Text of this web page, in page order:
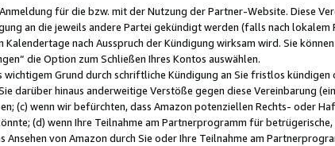
für die bzw. mit der Nutzung der Partner-Website. Diese
an die jeweils andere Partei gekündigt werden (falls nach lokalem
nach Ausspruch der Kündigung wirksam wird. Sie
die Option zum Schließen Ihres Kontos auswählen.
Grund durch schriftliche Kündigung an Sie fristlos kündigen
darüber hinaus anderweitige Verstöße gegen diese Vereinbarung
(c) wenn wir befürchten, dass Amazon potenziellen Rechts- oder
(d) wenn Ihre Teilnahme am Partnerprogramm für
Ansehen von Amazon durch Sie oder Ihre Teilnahme am